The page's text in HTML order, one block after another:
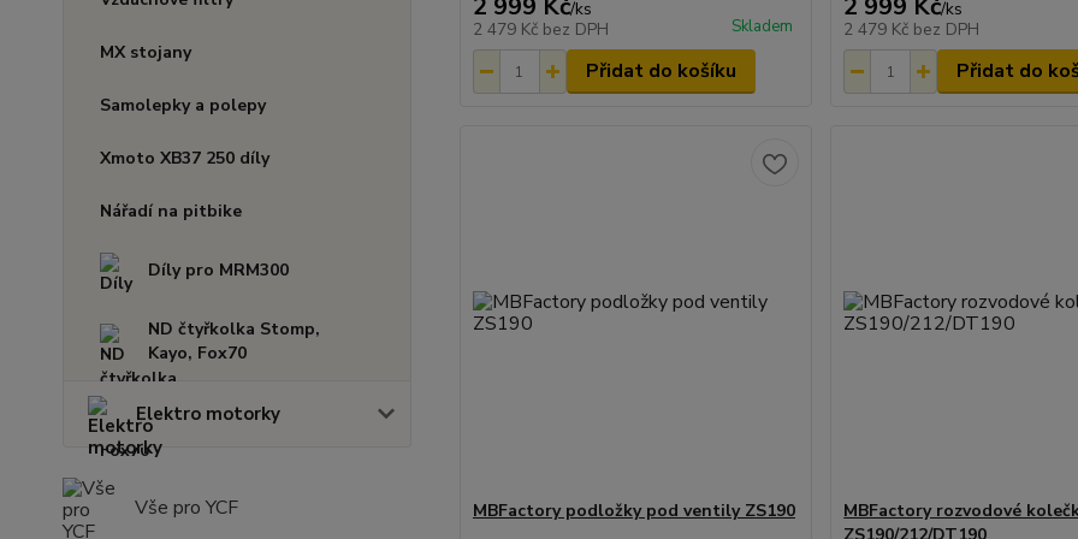
MX stojany
Samolepky a polepy
Xmoto XB37 250 díly
Nářadí na pitbike
Díly pro MRM300
ND čtyřkolka Stomp,
Kayo, Fox70
Elektro motorky
Vše pro YCF
2 999 Kč/ks
2 479 Kč bez DPH Skladem
Přidat do košíku
2 999 Kč/ks
2 479 Kč bez DPH
Přidat do
MBFactory podložky pod ventily ZS190
MBFactory rozvodové